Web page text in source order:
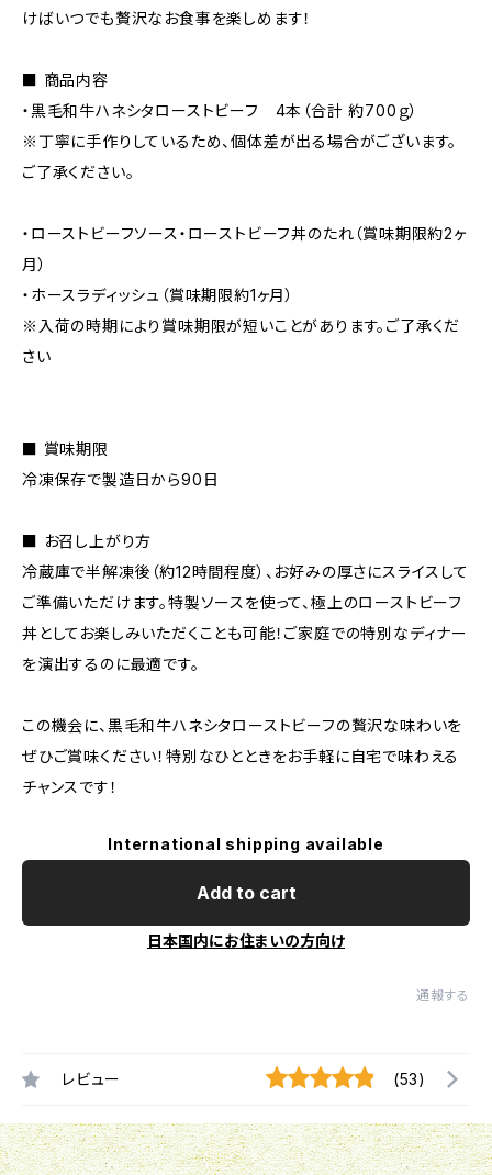
けばいつでも贅沢なお食事を楽しめます！
■ 商品内容
・黒毛和牛ハネシタローストビーフ 4本（合計 約700ｇ）
※丁寧に手作りしているため、個体差が出る場合がございます。
ご了承ください。
・ローストビーフソース・ローストビーフ丼のたれ（賞味期限約2ヶ
月）
・ホースラディッシュ（賞味期限約1ヶ月）
※入荷の時期により賞味期限が短いことがあります。ご了承くだ
さい
■ 賞味期限
冷凍保存で製造日から90日
■ お召し上がり方
冷蔵庫で半解凍後（約12時間程度）、お好みの厚さにスライスして
ご準備いただけます。特製ソースを使って、極上のローストビーフ
丼としてお楽しみいただくことも可能！ご家庭での特別なディナー
を演出するのに最適です。
この機会に、黒毛和牛ハネシタローストビーフの贅沢な味わいを
ぜひご賞味ください！特別なひとときをお手軽に自宅で味わえる
チャンスです！
International shipping available
Add to cart
日本国内にお住まいの方向け
通報する
レビュー (53)